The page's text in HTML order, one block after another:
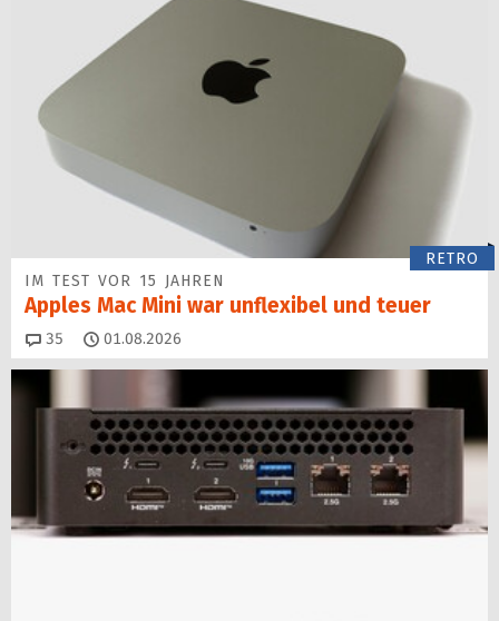
RETRO
IM TEST VOR 15 JAHREN
Apples Mac Mini war unflexibel und teuer
35 Kommentare
01.08.2026